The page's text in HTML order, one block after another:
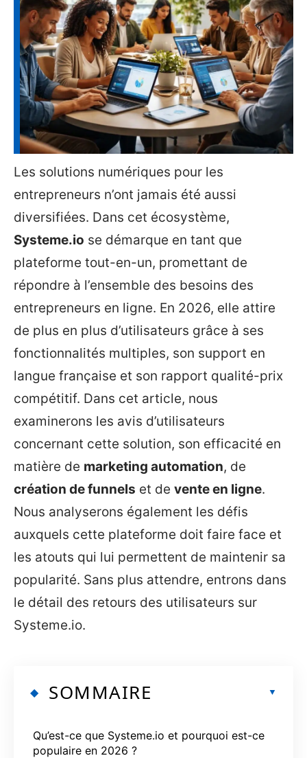
Les solutions numériques pour les
entrepreneurs n’ont jamais été aussi
diversifiées. Dans cet écosystème,
Systeme.io se démarque en tant que
plateforme tout-en-un, promettant de
répondre à l’ensemble des besoins des
entrepreneurs en ligne. En 2026, elle attire
de plus en plus d’utilisateurs grâce à ses
fonctionnalités multiples, son support en
langue française et son rapport qualité-prix
compétitif. Dans cet article, nous
examinerons les avis d’utilisateurs
concernant cette solution, son efficacité en
matière de marketing automation, de
création de funnels et de vente en ligne.
Nous analyserons également les défis
auxquels cette plateforme doit faire face et
les atouts qui lui permettent de maintenir sa
popularité. Sans plus attendre, entrons dans
le détail des retours des utilisateurs sur
Systeme.io.
SOMMAIRE
Qu’est-ce que Systeme.io et pourquoi est-ce
populaire en 2026 ?